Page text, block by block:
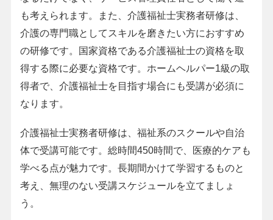
も考えられます。また、介護福祉士実務者研修は、
介護の専門職としてスキルを磨きたい方におすすめ
の研修です。国家資格である介護福祉士の資格を取
得する際に必要な資格です。ホームヘルパー1級の取
得者で、介護福祉士を目指す場合にも受講が必須に
なります。
介護福祉士実務者研修は、福祉系のスクールや自治
体で受講可能です。総時間450時間で、医療的ケアも
学べる点が魅力です。長期間かけて学習するものと
考え、無理のない受講スケジュールを立てましょ
う。